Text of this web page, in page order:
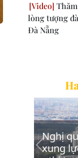
lòng tượng
Đà Nẵng